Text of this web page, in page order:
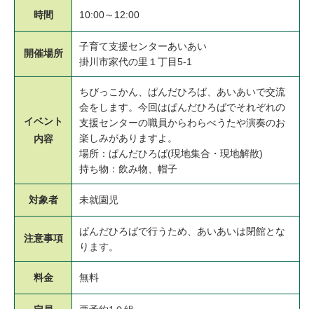
時間 10:00～12:00
開催場所
子育て支援センターあいあい
掛川市家代の里１丁目5-1
イベント
内容
ちびっこかん、ぱんだひろば、あいあいで交流
会をします。今回はぱんだひろばでそれぞれの
支援センターの職員からわらべうたや演奏のお
楽しみがありますよ。
場所：ぱんだひろば(現地集合・現地解散)
持ち物：飲み物、帽子
対象者 未就園児
注意事項
ぱんだひろばで行うため、あいあいは閉館とな
ります。
料金 無料